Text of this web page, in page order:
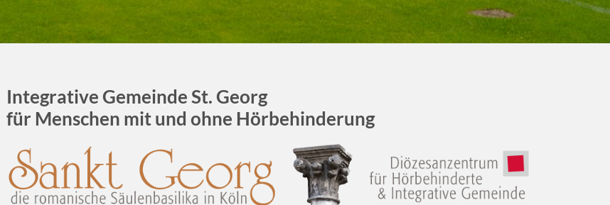
Integrative Gemeinde St. Georg
für Menschen mit und ohne Hörbehinderung